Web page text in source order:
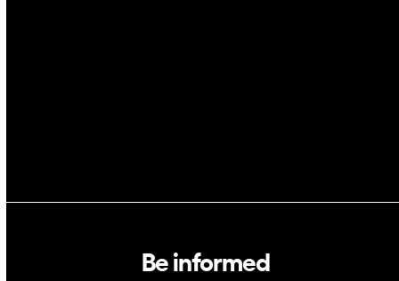
Be informed